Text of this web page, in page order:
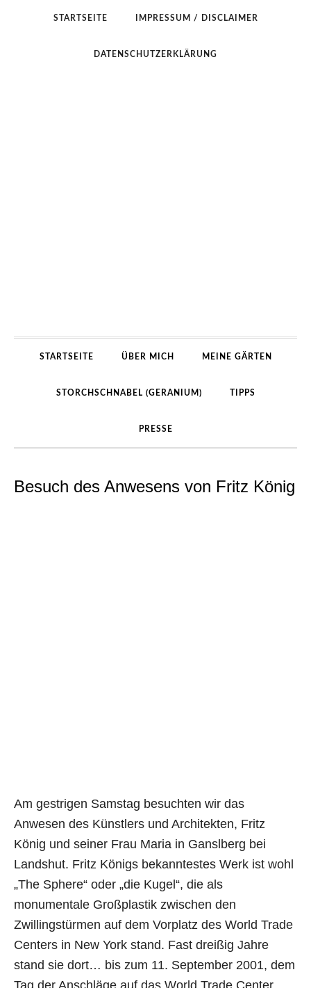
STARTSEITE IMPRESSUM / DISCLAIMER
DATENSCHUTZERKLÄRUNG
STARTSEITE ÜBER MICH MEINE GÄRTEN
STORCHSCHNABEL (GERANIUM) TIPPS
PRESSE
Besuch des Anwesens von Fritz König
Am gestrigen Samstag besuchten wir das
Anwesen des Künstlers und Architekten, Fritz
König und seiner Frau Maria in Ganslberg bei
Landshut. Fritz Königs bekanntestes Werk ist wohl
„The Sphere“ oder „die Kugel“, die als
monumentale Großplastik zwischen den
Zwillingstürmen auf dem Vorplatz des World Trade
Centers in New York stand. Fast dreißig Jahre
stand sie dort… bis zum 11. September 2001, dem
Tag der Anschläge auf das World Trade Center.